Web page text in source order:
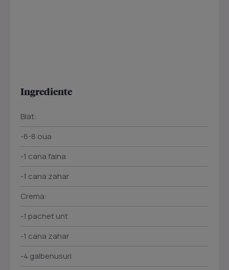
Ingrediente
Blat:
-6-8 oua
-1 cana faina
-1 cana zahar
Crema:
-1 pachet unt
-1 cana zahar
-4 galbenusuri